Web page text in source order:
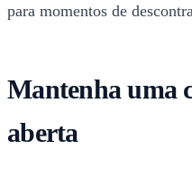
para momentos de
Mantenha uma
aberta